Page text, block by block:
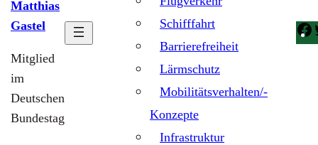
Matthias
Gastel
Mitglied
im
Deutschen
Bundestag
Schifffahrt
Barrierefreiheit
Lärmschutz
Mobilitätsverhalten/-
Konzepte
Infrastruktur